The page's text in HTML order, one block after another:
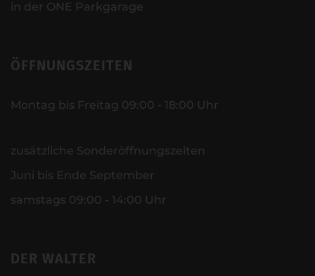
in der ONE Parkgarage
ÖFFNUNGSZEITEN
Montag bis Freitag 09:00 - 18:00 Uhr
zusätzliche Sonderöffnungszeiten
Juni bis Ende September
samstags 09:00 - 14:00 Uhr
DER WALTER